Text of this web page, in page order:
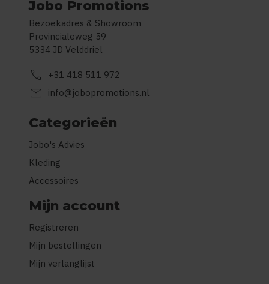
Jobo Promotions
Bezoekadres & Showroom
Provincialeweg 59
5334 JD Velddriel
call +31 418 511 972
mail info@jobopromotions.nl
Categorieën
Jobo's Advies
Kleding
Accessoires
Mijn account
Registreren
Mijn bestellingen
Mijn verlanglijst